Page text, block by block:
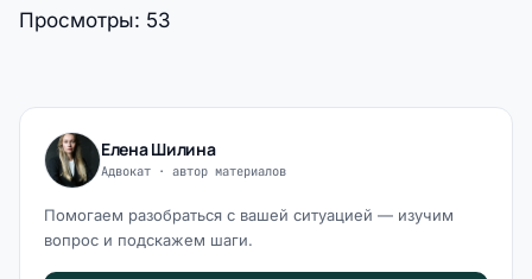
Просмотры: 53
Елена Шилина
Адвокат · автор материалов
Помогаем разобраться с вашей ситуацией — изучим
вопрос и подскажем шаги.